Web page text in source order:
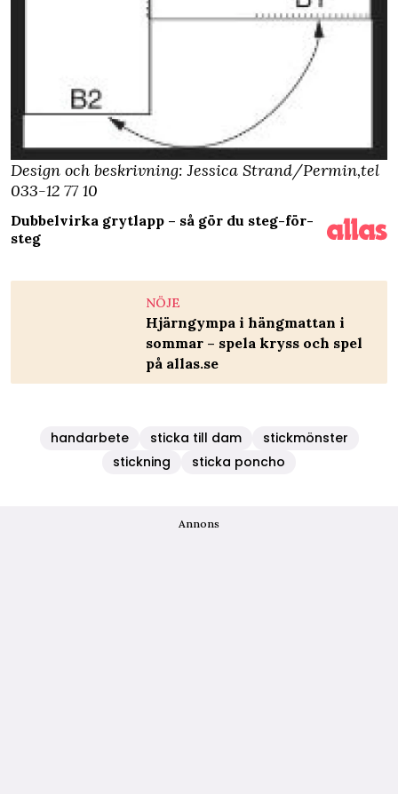
Design och beskrivning: Jessica Strand/Permin,tel
033-12 77 10
Dubbelvirka grytlapp – så gör du steg-för-
steg
NÖJE
Hjärngympa i hängmattan i
sommar – spela kryss och spel
på allas.se
handarbete sticka till dam
stickmönster
stickning
sticka poncho
Annons